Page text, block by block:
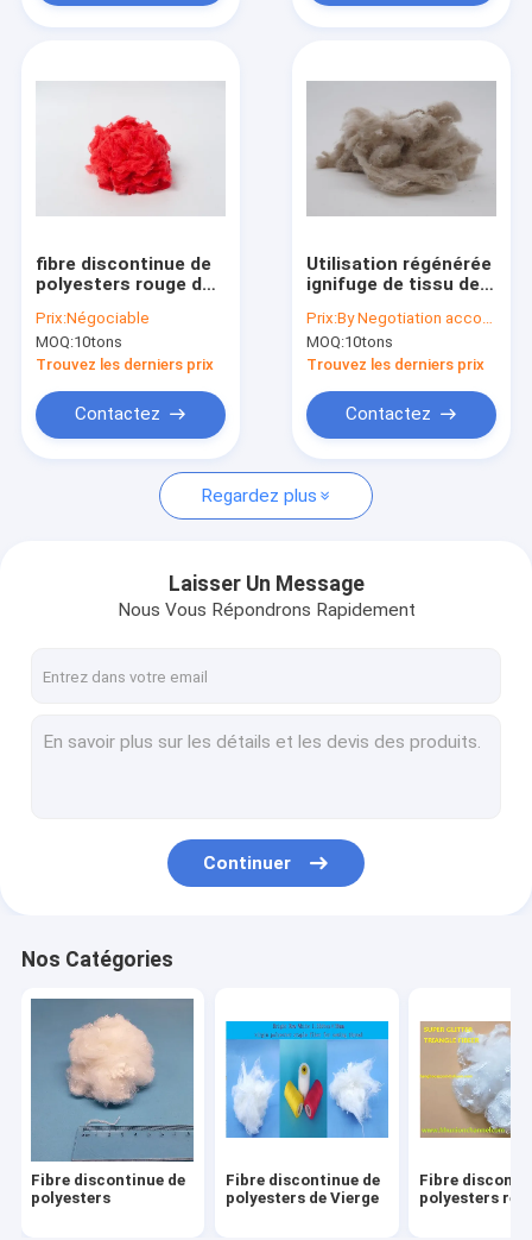
Au sujet de nous
Visite d'usine
Nouvelles
Cas
Fibre discontinue de polyesters
Fibre discontinue de polyesters réutilisée
Pièces de rechange de métier à tisser de Sulzer
Polyester ignifuge
Enduisez le polyester teint
Fibre synthétique de polyester
Pièces de métier à tisser d'Airjet
Pièces de rechange de rotation d'extrémité ouverte
fibre discontinue de
polyesters rouge de
première de
polyester de 2.5Dtex
51mm ISO9001
Prix:Négociable
MOQ:10tons
Trouvez les derniers prix
Contactez
Utilisation régénérée
ignifuge de tissu de
15D 64mm
Automotvie
Prix:By Negotiation according to the Qty and Mateiral Cost Price
MOQ:10tons
Trouvez les derniers prix
Contactez
Regardez plus
Laisser Un Message
Nous Vous Répondrons Rapidement
Continuer
Nos Catégories
Fibre discontinue de
polyesters
Fibre discontinue de
polyesters de Vierge
Fibre
polyesters